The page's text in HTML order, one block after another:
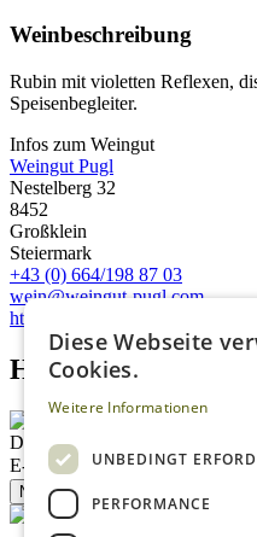
Weinbeschreibung
Rubin mit violetten Reflexen,
Speisenbegleiter.
Infos zum Weingut
Weingut Pugl
Nestelberg 32
8452
Großklein
Steiermark
+43 (0) 664/198 87 03
wein@weingut-pugl.com
http://weingut-pugl.com
Homepage advert
Description
E-Mail
Newsletter bestellen
Diese Webseite
Cookies.
Weitere Informationen
UNBEDINGT
PERFORMANCE